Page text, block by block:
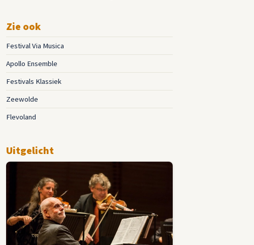
Zie ook
Festival Via Musica
Apollo Ensemble
Festivals Klassiek
Zeewolde
Flevoland
Uitgelicht